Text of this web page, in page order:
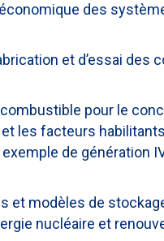
des
et d’essai des
pour le
les facteurs
de génération
et modèles de
nucléaire et